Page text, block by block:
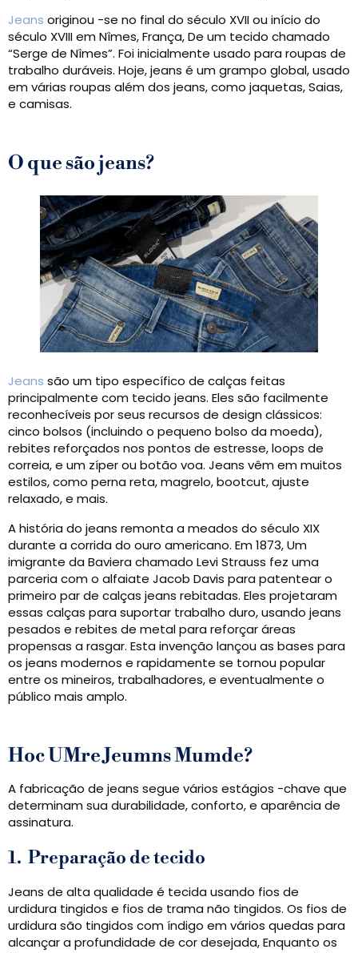
Jeans originou -se no final do século XVII ou início do
século XVIII em Nîmes, França, De um tecido chamado
“Serge de Nîmes”. Foi inicialmente usado para roupas de
trabalho duráveis. Hoje, jeans é um grampo global, usado
em várias roupas além dos jeans, como jaquetas, Saias,
e camisas.
O que são jeans?
Jeans são um tipo específico de calças feitas
principalmente com tecido jeans. Eles são facilmente
reconhecíveis por seus recursos de design clássicos:
cinco bolsos (incluindo o pequeno bolso da moeda),
rebites reforçados nos pontos de estresse, loops de
correia, e um zíper ou botão voa. Jeans vêm em muitos
estilos, como perna reta, magrelo, bootcut, ajuste
relaxado, e mais.
A história do jeans remonta a meados do século XIX
durante a corrida do ouro americano. Em 1873, Um
imigrante da Baviera chamado Levi Strauss fez uma
parceria com o alfaiate Jacob Davis para patentear o
primeiro par de calças jeans rebitadas. Eles projetaram
essas calças para suportar trabalho duro, usando jeans
pesados ​​e rebites de metal para reforçar áreas
propensas a rasgar. Esta invenção lançou as bases para
os jeans modernos e rapidamente se tornou popular
entre os mineiros, trabalhadores, e eventualmente o
público mais amplo.
HocUMreJeumnsMumde?
A fabricação de jeans segue vários estágios -chave que
determinam sua durabilidade, conforto, e aparência de
assinatura.
1. Preparação de tecido
Jeans de alta qualidade é tecida usando fios de
urdidura tingidos e fios de trama não tingidos. Os fios de
urdidura são tingidos com índigo em vários quedas para
alcançar a profundidade de cor desejada, Enquanto os